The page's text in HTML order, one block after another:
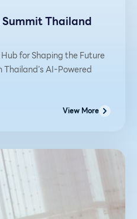
Summit Thailand
for Shaping the Future
AI-Powered
View More